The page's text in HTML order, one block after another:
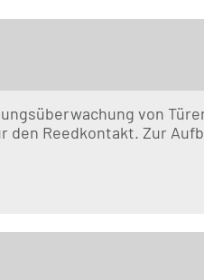
von
den Reedkontakt. Zur